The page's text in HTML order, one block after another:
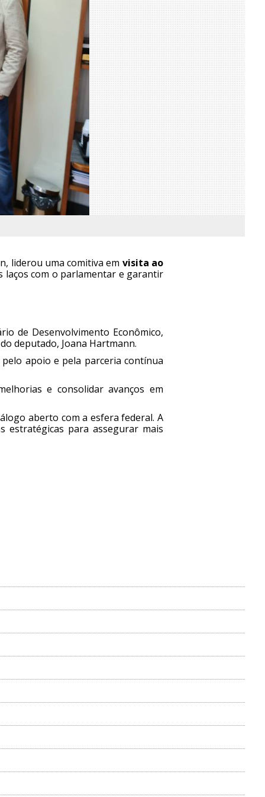
liderou uma comitiva em visita ao
laços com o parlamentar e garantir
de Desenvolvimento Econômico,
deputado, Joana Hartmann.
apoio e pela parceria contínua
e consolidar avanços em
aberto com a esfera federal. A
estratégicas para assegurar mais